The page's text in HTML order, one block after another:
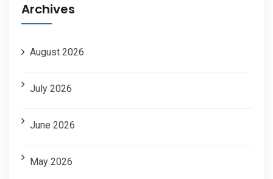
Archives
August 2026
July 2026
June 2026
May 2026